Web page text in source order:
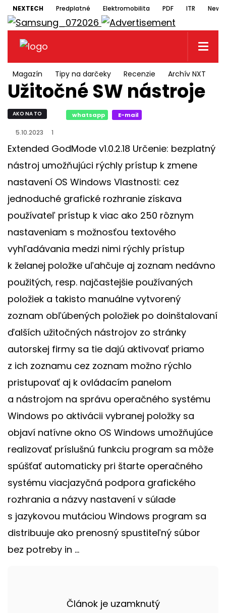
NEXTECH Predplatné Elektromobilita PDF ITR
Magazín Tipy na darčeky Recenzie Archív NXT
Užitočné SW nástroje
AKO NA TO whatsapp E-mail
5.10.2023 1
Extended GodMode v1.0.2.18 Určenie: bezplatný
nástroj umožňujúci rýchly prístup k zmene
nastavení OS Windows Vlastnosti: cez
jednoduché grafické rozhranie získava
používateľ prístup k viac ako 250 rôznym
nastaveniam s možnosťou textového
vyhľadávania medzi nimi rýchly prístup
k želanej položke uľahčuje aj zoznam nedávno
použitých, resp. najčastejšie používaných
položiek a takisto manuálne vytvorený
zoznam obľúbených položiek po doinštalovaní
ďalších užitočných nástrojov zo stránky
autorskej firmy sa tie dajú aktivovať priamo
z ich zoznamu cez zoznam možno rýchlo
pristupovať aj k ovládacím panelom
a nástrojom na správu operačného systému
Windows po aktivácii vybranej položky sa
objaví natívne okno OS Windows umožňujúce
realizovať príslušnú funkciu program sa môže
spúšťať automaticky pri štarte operačného
systému viacjazyčná podpora grafického
rozhrania a názvy nastavení v súlade
s jazykovou mutáciou Windows program sa
distribuuje ako prenosný spustiteľný súbor
bez potreby in ...
Článok je uzamknutý